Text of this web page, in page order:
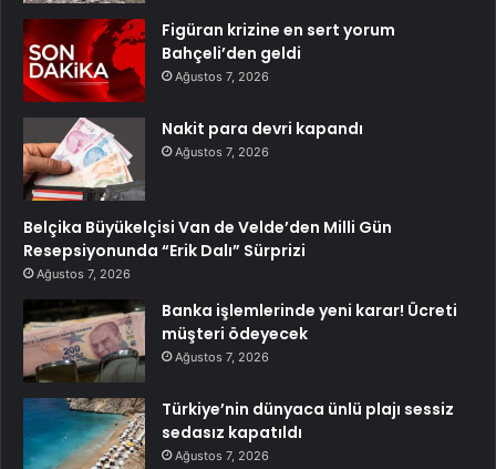
Figüran krizine en sert yorum
Bahçeli’den geldi
Ağustos 7, 2026
Nakit para devri kapandı
Ağustos 7, 2026
Belçika Büyükelçisi Van de Velde’den Milli Gün
Resepsiyonunda “Erik Dalı” Sürprizi
Ağustos 7, 2026
Banka işlemlerinde yeni karar! Ücreti
müşteri ödeyecek
Ağustos 7, 2026
Türkiye’nin dünyaca ünlü plajı sessiz
sedasız kapatıldı
Ağustos 7, 2026